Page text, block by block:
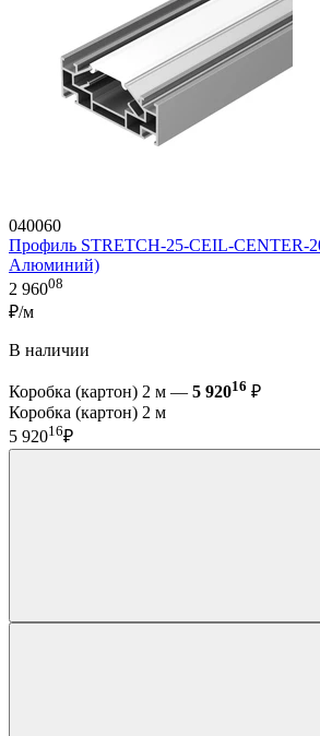
040060
Профиль STRETCH-25-CEIL-CENTER-
Алюминий)
2 96008
₽/м
В наличии
Коробка (картон) 2 м — 5 92016 ₽
Коробка (картон) 2 м
5 92016₽